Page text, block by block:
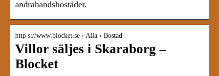
andrahandsbostäder.
http s://www.blocket.se › Alla › Bostad
Villor säljes i Skaraborg –
Blocket